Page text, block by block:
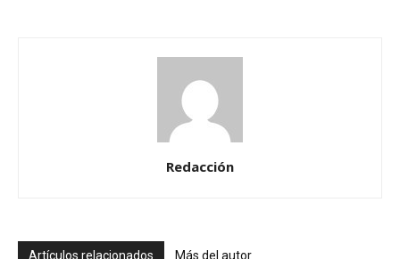
Redacción
Artículos relacionados Más del autor